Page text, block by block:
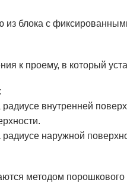
из блока с
к проему, в который
внутренней
наружной
методом